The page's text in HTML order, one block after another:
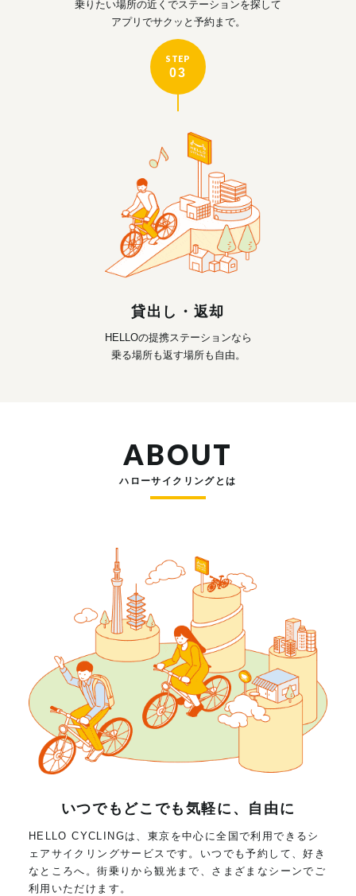
乗りたい場所の近くでステーションを探して
アプリでサクッと予約まで。
STEP
03
貸出し・返却
HELLOの提携ステーションなら
乗る場所も返す場所も自由。
ABOUT
ハローサイクリングとは
いつでもどこでも気軽に、自由に
HELLO CYCLINGは、東京を中心に全国で利用できるシ
ェアサイクリングサービスです。いつでも予約して、好き
なところへ。街乗りから観光まで、さまざまなシーンでご
利用いただけます。